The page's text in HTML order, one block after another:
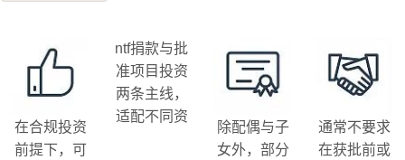
在合规投资
前提下，可
ntf捐款与批
准项目投资
两条主线，
适配不同资
除配偶与子
女外，部分
通常不要求
在获批前或